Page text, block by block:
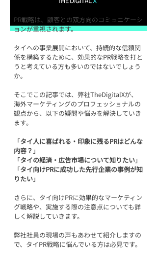
PR戦略は、顧客との双方向のコミュニケーシ
ョンが重視されます。
タイへの事業展開において、持続的な信頼関
係を構築するために、効果的なPR戦略を打と
うと考えている方も多いのではないでしょう
か。
そこでこの記事では、弊社TheDigitalXが、
海外マーケティングのプロフェッショナルの
観点から、以下の疑問や悩みを解決していき
ます。
「タイ人に喜ばれる・印象に残るPRはどんな
内容？ 」
「タイの経済・広告市場について知りたい」
「タイ向けPRに成功した先行企業の事例が知
りたい」
さらに、タイ向けPRに効果的なマーケティン
グ戦略や、実施する際の注意点についても詳
しく解説していきます。
弊社社員の現場の声もあわせて紹介しますの
で、タイPR戦略に悩んでいる方は必見です。